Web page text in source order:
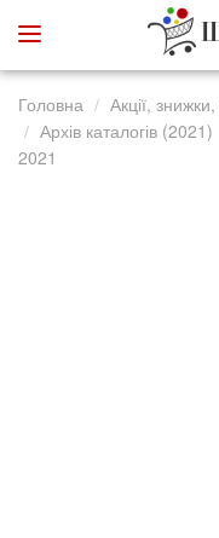
Головна
Акції,
Архів каталогів (2021)
2021